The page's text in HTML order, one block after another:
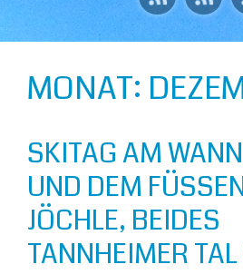
MONAT:
SKITAG AM
UND DEM
JÖCHLE, BEIDES
TANNHEIMER